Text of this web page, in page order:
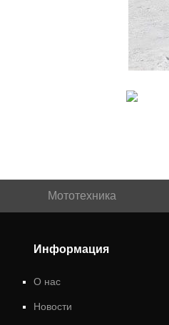
Мототехника
Информация
О нас
Новости